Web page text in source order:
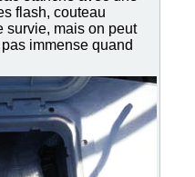
flash, couteau
survie, mais on peut
immense quand